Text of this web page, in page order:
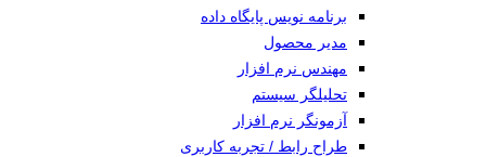
برنامه نویس پایگاه داده
مدیر محصول
مهندس نرم افزار
تحلیلگر سیستم
آزمونگر نرم افزار
طراح رابط / تجربه کاربری